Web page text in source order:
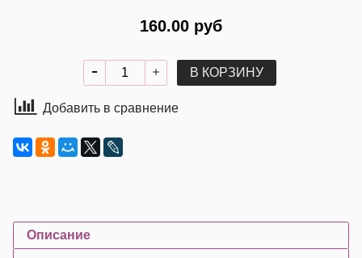
160.00 руб
В КОРЗИНУ
Добавить в сравнение
Описание